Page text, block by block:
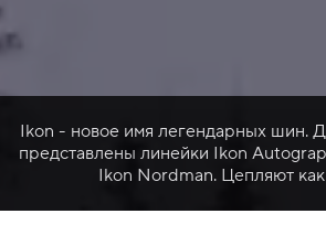
Ikon - новое имя легендарных шин.
представлены линейки Ikon
Ikon Nordman. Цепляют